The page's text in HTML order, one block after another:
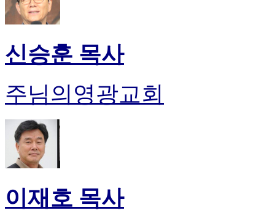
신승훈 목사
주님의영광교회
이재호 목사